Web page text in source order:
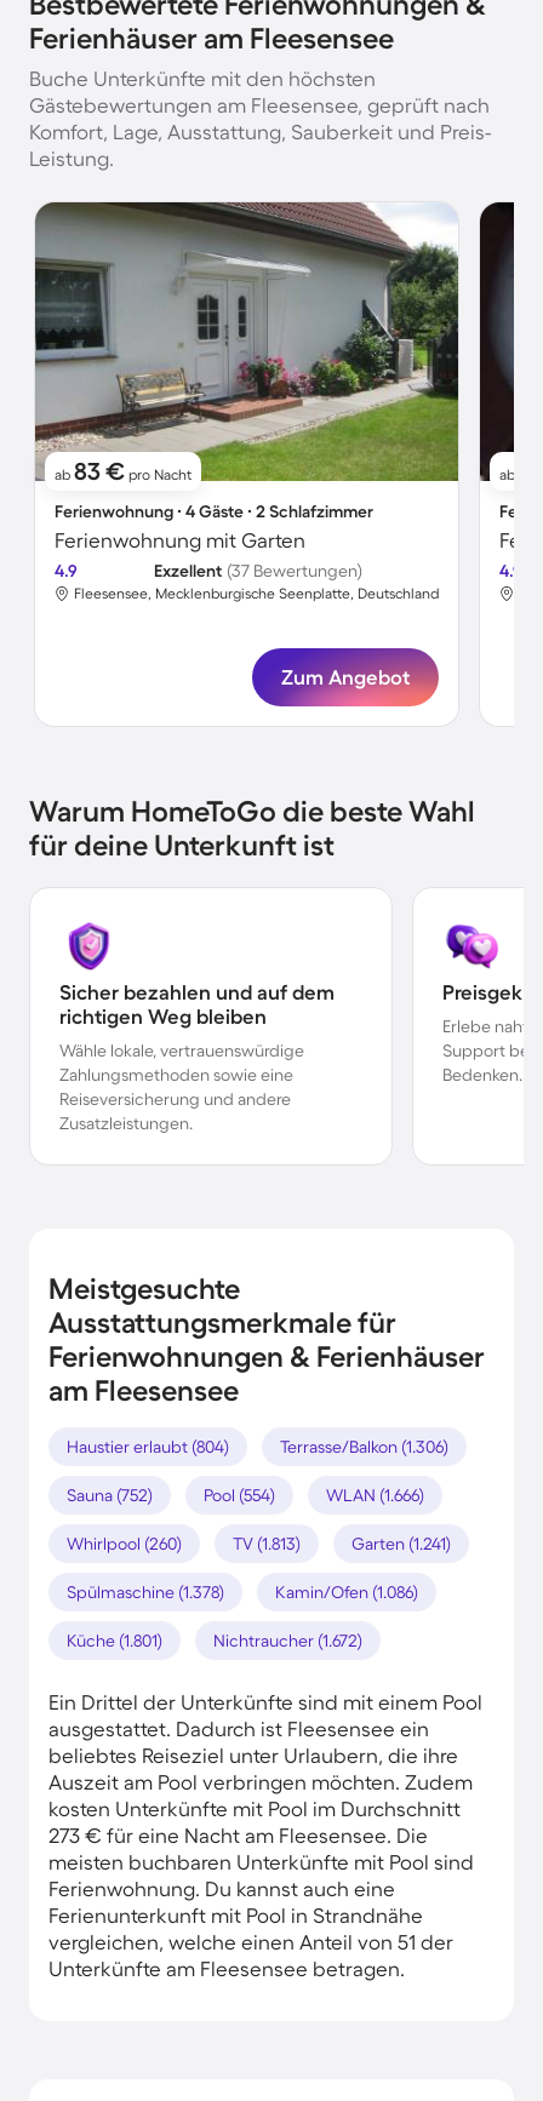
Ferienhäuser am Fleesensee
Buche Unterkünfte mit den höchsten
Gästebewertungen am Fleesensee, geprüft nach
Komfort, Lage, Ausstattung, Sauberkeit und Preis-
Leistung.
ab 83 € pro Nacht
Ferienwohnung ∙ 4 Gäste ∙ 2 Schlafzimmer
Ferienwohnung mit Garten
4.9 Exzellent (37 Bewertungen)
Fleesensee, Mecklenburgische Seenplatte, Deutschland
Zum Angebot
ab
4.9
Warum HomeToGo die beste Wahl
für deine Unterkunft ist
Sicher bezahlen und auf dem
richtigen Weg bleiben
Wähle lokale, vertrauenswürdige
Zahlungsmethoden sowie eine
Reiseversicherung und andere
Zusatzleistungen.
Erlebe
Support bei
Bedenken.
Meistgesuchte
Ausstattungsmerkmale für
Ferienwohnungen & Ferienhäuser
am Fleesensee
Haustier erlaubt (804) Terrasse/Balkon (1.306)
Sauna (752) Pool (554) WLAN (1.666)
Whirlpool (260) TV (1.813) Garten (1.241)
Spülmaschine (1.378) Kamin/Ofen (1.086)
Küche (1.801) Nichtraucher (1.672)
Ein Drittel der Unterkünfte sind mit einem Pool
ausgestattet. Dadurch ist Fleesensee ein
beliebtes Reiseziel unter Urlaubern, die ihre
Auszeit am Pool verbringen möchten. Zudem
kosten Unterkünfte mit Pool im Durchschnitt
273 € für eine Nacht am Fleesensee. Die
meisten buchbaren Unterkünfte mit Pool sind
Ferienwohnung. Du kannst auch eine
Ferienunterkunft mit Pool in Strandnähe
vergleichen, welche einen Anteil von 51 der
Unterkünfte am Fleesensee betragen.